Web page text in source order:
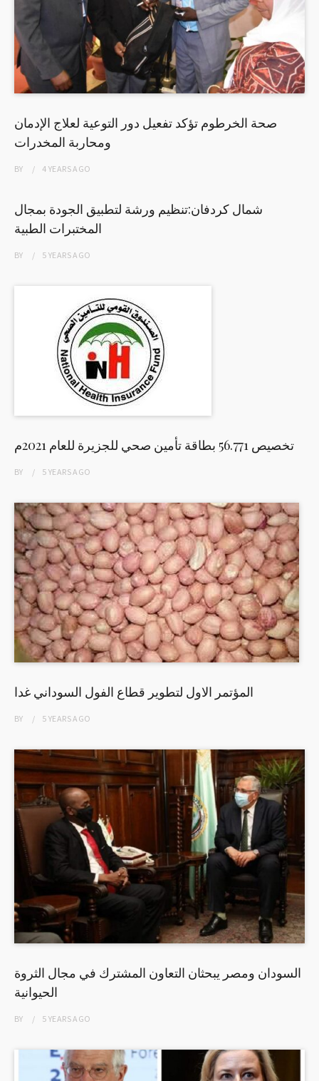
صحة الخرطوم تؤكد تفعيل دور التوعية لعلاج الإدمان
ومحاربة المخدرات
BY 4 YEARSAGO
شمال كردفان:تنظيم ورشة لتطبيق الجودة بمجال
المختبرات الطبية
BY 5 YEARSAGO
تخصيص 56.771 بطاقة تأمين صحي للجزيرة للعام 2021م
BY 5 YEARSAGO
المؤتمر الاول لتطوير قطاع الفول السوداني غدا
BY 5 YEARSAGO
السودان ومصر يبحثان التعاون المشترك في مجال الثروة
الحيوانية
BY 5 YEARSAGO